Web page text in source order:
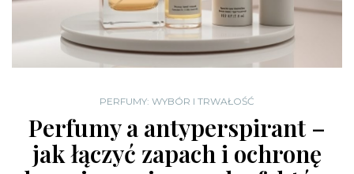
PERFUMY: WYBÓR I TRWAŁOŚĆ
Perfumy a antyperspirant –
jak łączyć zapach i ochronę